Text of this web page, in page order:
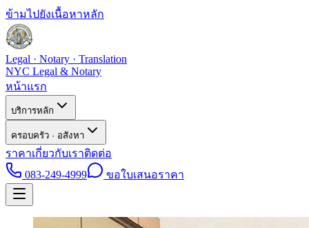
ข้ามไปยังเนื้อหาหลัก
Legal · Notary · Translation
NYC Legal & Notary
หน้าแรก
บริการหลัก
ครอบครัว · อสังหา
ราคาเกี่ยวกับเราติดต่อ
083-249-4999
ขอใบเสนอราคา